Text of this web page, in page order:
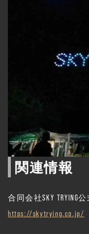
関連情報
合同会社SKY TRYING
https://skytrying.co.jp/